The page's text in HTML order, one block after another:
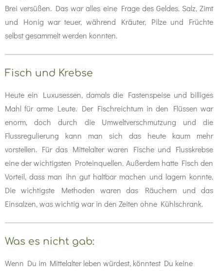
Brei versüßen. Das war alles eine Frage des Geldes. Salz, Zimt
und Honig war teuer, während Kräuter, Pilze und Früchte
selbst gesammelt werden konnten.
Fisch und Krebse
Heute ein Luxusessen, damals die Fastenspeise und billiges
Mahl für arme Leute. Der Fischreichtum in den Flüssen war
enorm, doch durch die Umweltverschmutzung und die
Flussregulierung kann man sich das heute kaum mehr
vorstellen. Für das Mittelalter waren Fische und Flusskrebse
eine der wichtigsten Proteinquellen. Außerdem hatte Fisch den
Vorteil, dass man ihn gut haltbar machen und lagern konnte.
Die wichtigste Methoden waren das Räuchern und das
Einsalzen, was wichtig war in den Zeiten ohne Kühlschrank.
Was es nicht gab:
Wenn Du im Mittelalter leben würdest, könntest Du keine